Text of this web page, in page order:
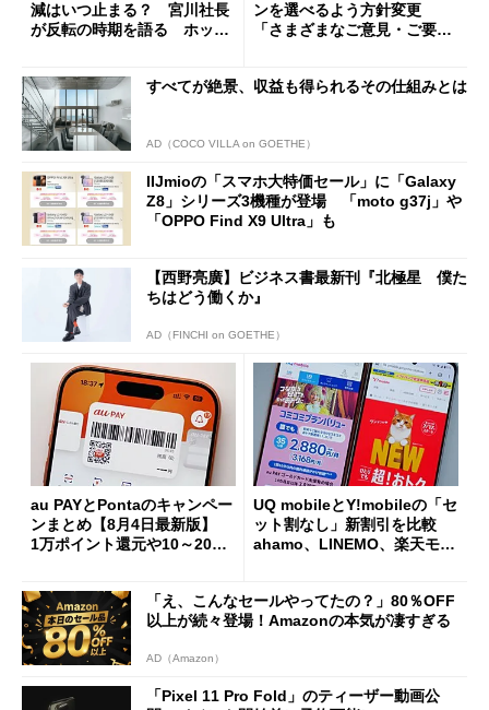
減はいつ止まる？ 宮川社長
が反転の時期を語る ホッピ
ンを選べるよう方針変更
「さまざまなご意見・ご要望
すべてが絶景、収益も得られるその仕組みとは
AD（COCO VILLA on GOETHE）
IIJmioの「スマホ大特価セール」に「Galaxy
Z8」シリーズ3機種が登場 「moto g37j」や
「OPPO Find X9 Ultra」も
【西野亮廣】ビジネス書最新刊『北極星 僕た
ちはどう働くか』
AD（FINCHI on GOETHE）
au PAYとPontaのキャンペー
ンまとめ【8月4日最新版】
1万ポイント還元や10～20％
UQ mobileとY!mobileの「セ
ット割なし」新割引を比較
ahamo、LINEMO、楽天モバ
「え、こんなセールやってたの？」80％OFF
以上が続々登場！Amazonの本気が凄すぎる
AD（Amazon）
「Pixel 11 Pro Fold」のティーザー動画公